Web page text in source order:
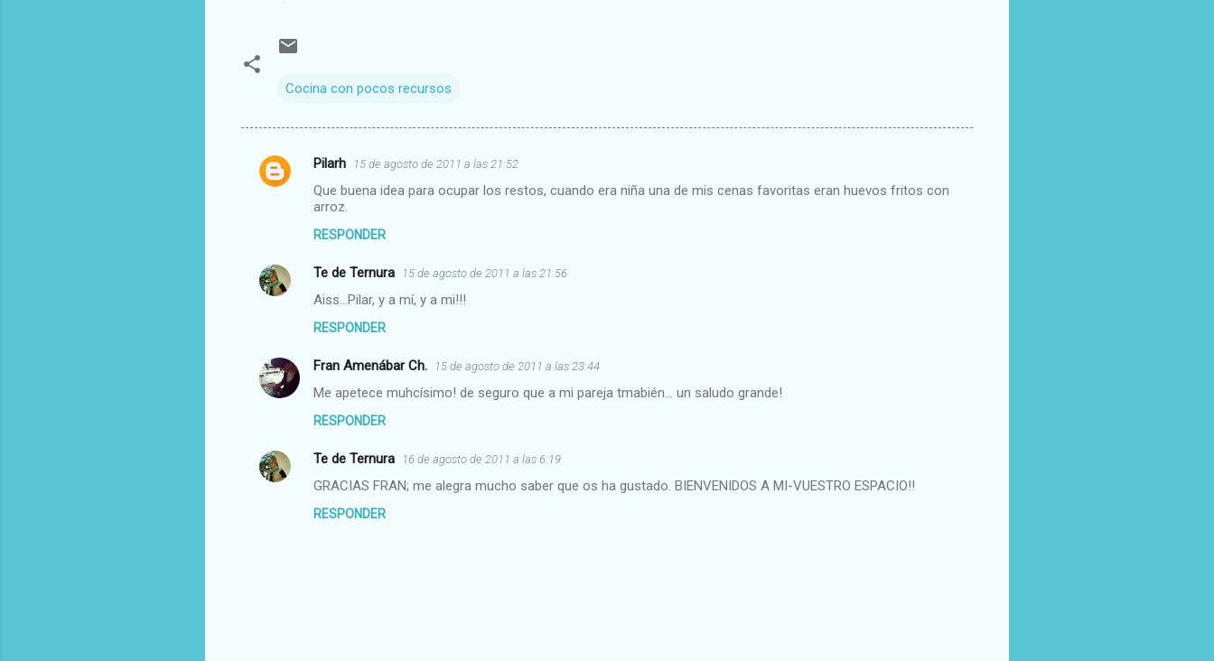
Cocina con pocos recursos
C
n
i
Pilarh 15 de agosto de 2011 a las 21:52
Que buena idea para ocupar los restos, cuando era niña una de mis cenas favoritas eran huevos fritos con
arroz.
RESPONDER
Te de Ternura 15 de agosto de 2011 a las 21:56
Aiss...Pilar, y a mí, y a mi!!!
RESPONDER
Fran Amenábar Ch. 15 de agosto de 2011 a las 23:44
Me apetece muhcísimo! de seguro que a mi pareja tmabién... un saludo grande!
RESPONDER
Te de Ternura 16 de agosto de 2011 a las 6:19
GRACIAS FRAN; me alegra mucho saber que os ha gustado. BIENVENIDOS A MI-VUESTRO ESPACIO!!
RESPONDER